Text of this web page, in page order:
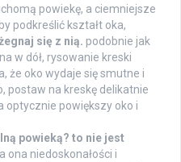
powiekę, a ciemniejsze
podkreślić kształt oka,
się z nią. podobnie jak
w dół, rysowanie kreski
że oko wydaje się smutne i
postaw na kreskę delikatnie
optycznie powiększy oko i
powieką? to nie jest
ona niedoskonałości i